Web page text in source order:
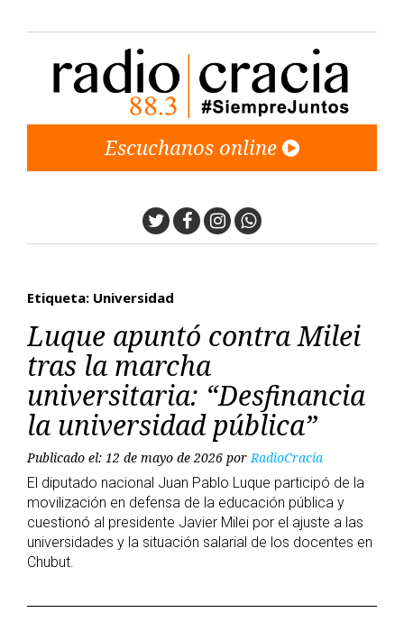
Escuchanos online
TwitterFacebook
Instagram
Whatsapp
Etiqueta: Universidad
Luque apuntó contra Milei
tras la marcha
universitaria: “Desfinancia
la universidad pública”
Publicado el: 12 de mayo de 2026 porRadioCracia
El diputado nacional Juan Pablo Luque participó de la
movilización en defensa de la educación pública y
cuestionó al presidente Javier Milei por el ajuste a las
universidades y la situación salarial de los docentes en
Chubut.